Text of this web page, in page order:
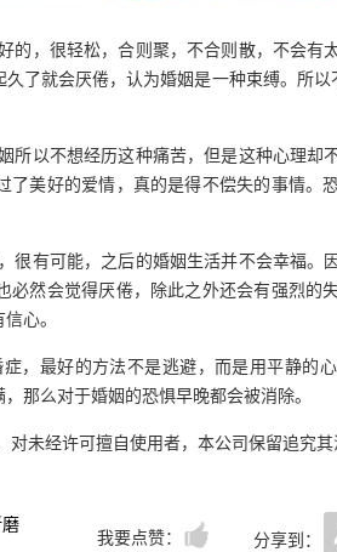
的，很轻松，合则聚，不合则散，不会有
了就会厌倦，认为婚姻是一种束缚。所以
所以不想经历这种痛苦，但是这种心理却
美好的爱情，真的是得不偿失的事情。
很有可能，之后的婚姻生活并不会幸福。
然会觉得厌倦，除此之外还会有强烈的
心。
，最好的方法不是逃避，而是用平静的
那么对于婚姻的恐惧早晚都会被消除。
未经许可擅自使用者，本公司保留追究其
我要点赞： 分享到：